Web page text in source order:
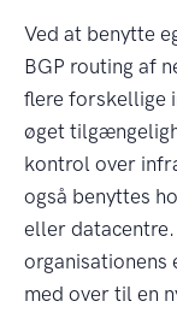
Ved at benytte
BGP routing af
flere forskellige
øget
kontrol over
også benyttes
eller
organisationens
med over til en